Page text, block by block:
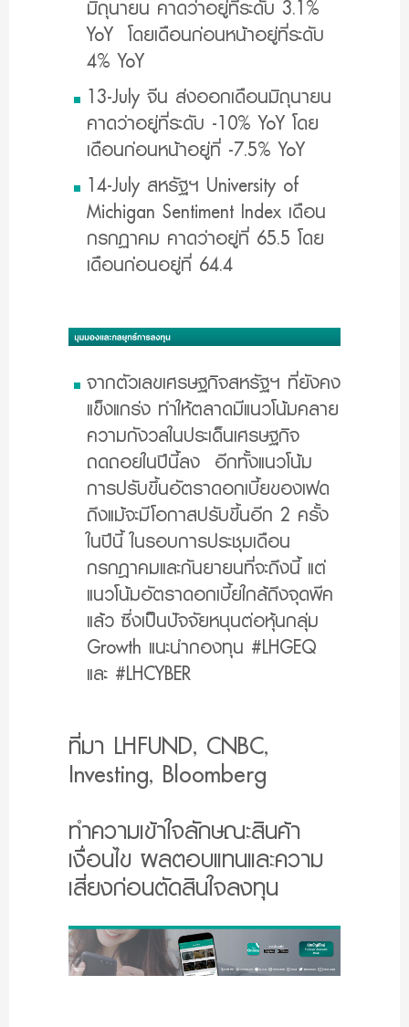
มิถุนายน คาดว่าอยู่ที่ระดับ 3.1%
YoY โดยเดือนก่อนหน้าอยู่ที่ระดับ
4% YoY
13-July จีน ส่งออกเดือนมิถุนายน
คาดว่าอยู่ที่ระดับ -10% YoY โดย
เดือนก่อนหน้าอยู่ที่ -7.5% YoY
14-July สหรัฐฯ University of
Michigan Sentiment Index เดือน
กรกฏาคม คาดว่าอยู่ที่ 65.5 โดย
เดือนก่อนอยู่ที่ 64.4
จากตัวเลขเศรษฐกิจสหรัฐฯ ที่ยังคง
แข็งแกร่ง ทำให้ตลาดมีแนวโน้มคลาย
ความกังวลในประเด็นเศรษฐกิจ
ถดถอยในปีนี้ลง อีกทั้งแนวโน้ม
การปรับขึ้นอัตราดอกเบี้ยของเฟด
ถึงแม้จะมีโอกาสปรับขึ้นอีก 2 ครั้ง
ในปีนี้ ในรอบการประชุมเดือน
กรกฎาคมและกันยายนที่จะถึงนี้ แต่
แนวโน้มอัตราดอกเบี้ยใกล้ถึงจุดพีค
แล้ว ซึ่งเป็นปัจจัยหนุนต่อหุ้นกลุ่ม
Growth แนะนำกองทุน #LHGEQ
และ #LHCYBER
ที่มา LHFUND, CNBC,
Investing, Bloomberg
ทำความเข้าใจลักษณะสินค้า
เงื่อนไข ผลตอบแทนและความ
เสี่ยงก่อนตัดสินใจลงทุน